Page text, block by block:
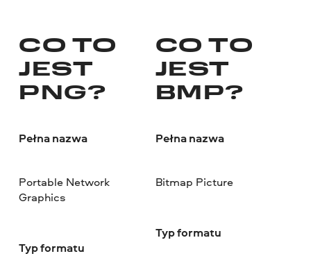
CO TO
JEST
PNG?
Pełna nazwa
Portable Network
Graphics
Typ formatu
CO TO
JEST
BMP?
Pełna nazwa
Bitmap Picture
Typ formatu